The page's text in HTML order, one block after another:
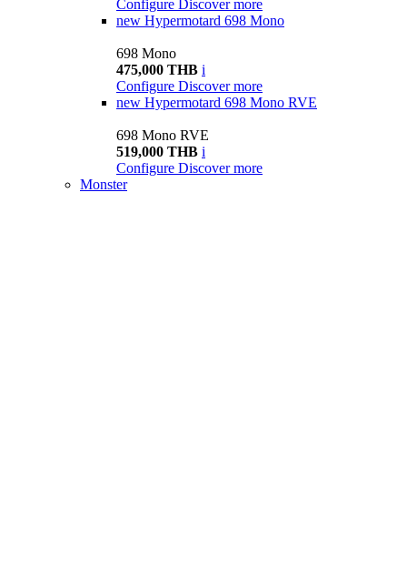
Configure Discover more
new Hypermotard 698 Mono
698 Mono
475,000 THB i
Configure Discover more
new Hypermotard 698 Mono RVE
698 Mono RVE
519,000 THB i
Configure Discover more
Monster